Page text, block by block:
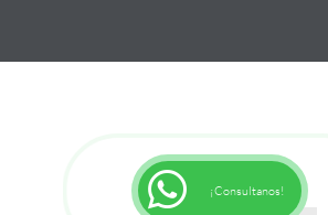
¡Consultanos!